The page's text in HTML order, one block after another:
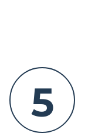
5